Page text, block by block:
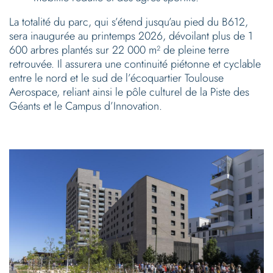
La totalité du parc, qui s’étend jusqu’au pied du B612,
sera inaugurée au printemps 2026, dévoilant plus de 1
600 arbres plantés sur 22 000 m² de pleine terre
retrouvée. Il assurera une continuité piétonne et cyclable
entre le nord et le sud de l’écoquartier Toulouse
Aerospace, reliant ainsi le pôle culturel de la Piste des
Géants et le Campus d’Innovation.